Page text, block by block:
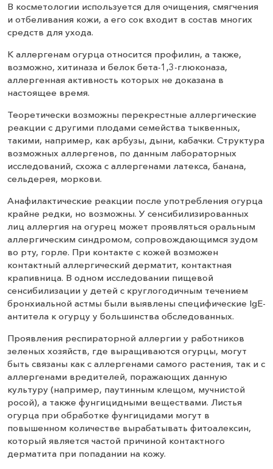
В косметологии используется для очищения, смягчения
и отбеливания кожи, а его сок входит в состав многих
средств для ухода.
К аллергенам огурца относится профилин, а также,
возможно, хитиназа и белок бета-1,3-глюконаза,
аллергенная активность которых не доказана в
настоящее время.
Теоретически возможны перекрестные аллергические
реакции с другими плодами семейства тыквенных,
такими, например, как арбузы, дыни, кабачки. Структура
возможных аллергенов, по данным лабораторных
исследований, схожа с аллергенами латекса, банана,
сельдерея, моркови.
Анафилактические реакции после употребления огурца
крайне редки, но возможны. У сенсибилизированных
лиц аллергия на огурец может проявляться оральным
аллергическим синдромом, сопровождающимся зудом
во рту, горле. При контакте с кожей возможен
контактный аллергический дерматит, контактная
крапивница. В одном исследовании пищевой
сенсибилизации у детей с круглогодичным течением
бронхиальной астмы были выявлены специфические IgE-
антитела к огурцу у большинства обследованных.
Проявления респираторной аллергии у работников
зеленых хозяйств, где выращиваются огурцы, могут
быть связаны как с аллергенами самого растения, так и с
аллергенами вредителей, поражающих данную
культуру (например, паутинным клещом, мучнистой
росой), а также фунгицидными веществами. Листья
огурца при обработке фунгицидами могут в
повышенном количестве вырабатывать фитоалексин,
который является частой причиной контактного
дерматита при попадании на кожу.